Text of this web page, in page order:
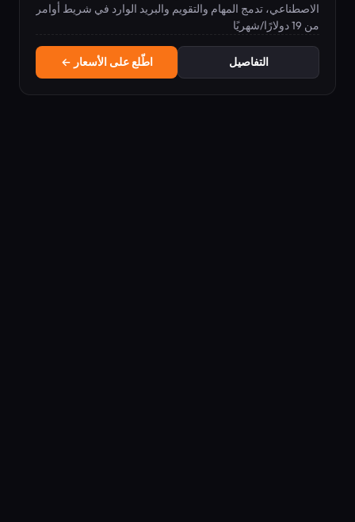
الاصطناعي، تدمج المهام والتقويم والبريد الوارد في شريط أوامر
واحد يعمل بلوحة المفاتيح.
من 19 دولارًا/شهريًا
التفاصيل اطّلع على الأسعار ←